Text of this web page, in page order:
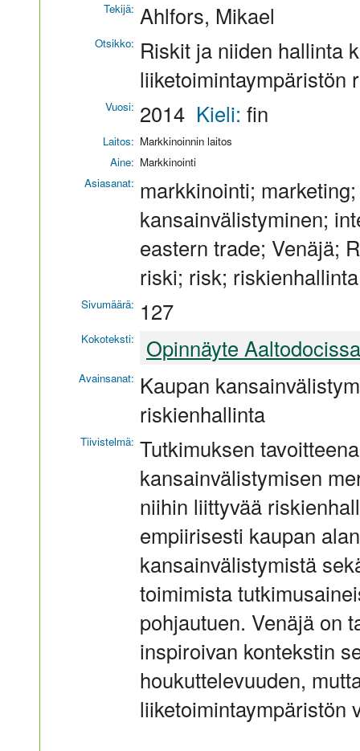
Tekijä: Ahlfors, Mikael
Otsikko: Riskit ja niiden hallinta
liiketoimintaympäristön
Vuosi: 2014 Kieli: fin
Laitos: Markkinoinnin laitos
Aine: Markkinointi
Asiasanat: markkinointi;
kansainvälistyminen;
eastern trade; Venäjä;
riski; risk;
Sivumäärä: 127
Kokoteksti: Opinnäyte Aaltodocissa
Avainsanat: Kaupan
riskienhallinta
Tiivistelmä: Tutkimuksen
kansainvälistymisen
niihin liittyvää
empiirisesti kaupan
kansainvälistymistä
toimimista
pohjautuen. Venäjä on
inspiroivan kontekstin
houkuttelevuuden,
liiketoimintaympäristön